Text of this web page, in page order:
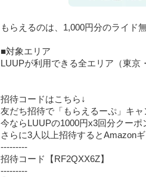
もらえるのは、1,000円分のライド
■対象エリア
LUUPが利用できる全エリア（東京
招待コードはこちら↓
友だち招待で「もらえるーぷ」キャ
今ならLUUPの1000円x3回分クーポ
さらに3人以上招待するとAmazon
---------
招待コード【RF2QXX6Z】
---------